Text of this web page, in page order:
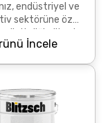
endüstriyel ve
sektörüne özel
geliştirdiği yüksek
akrilik yarı mat
İncele